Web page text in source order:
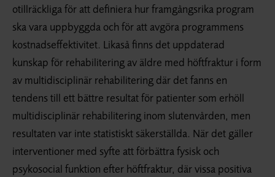
otillräckliga för att definiera hur framgångsrika program
ska vara uppbyggda och för att avgöra programmens
kostnadseffektivitet. Likaså finns det uppdaterad
kunskap för rehabilitering av äldre med höftfraktur i form
av multidisciplinär rehabilitering där det fanns en
tendens till ett bättre resultat för patienter som erhöll
multidisciplinär rehabilitering inom slutenvården, men
resultaten var inte statistiskt säkerställda. När det gäller
interventioner med syfte att förbättra fysisk och
psykosocial funktion efter höftfraktur, där vissa positiva